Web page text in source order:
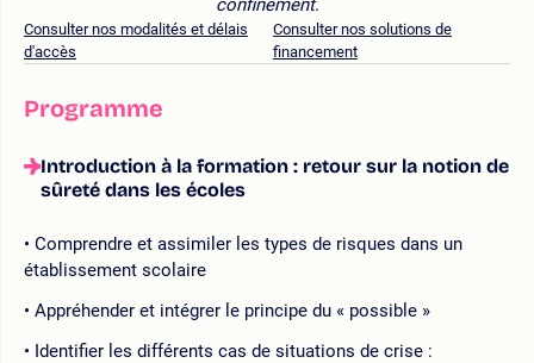
Consulter nos modalités et délais
d'accès
Consulter nos solutions de
financement
Programme
Introduction à la formation : retour sur la notion de
sûreté dans les écoles
Comprendre et assimiler les types de risques dans un
établissement scolaire
Appréhender et intégrer le principe du « possible »
Identifier les différents cas de situations de crise :